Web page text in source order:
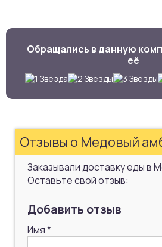
Обращались в данную
её
Отзывы о Медовый
Заказывали доставку еды в
Оставьте свой отзыв:
Добавить отзыв
Имя*